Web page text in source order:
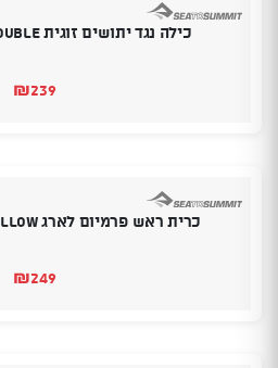
כילה נגד יתושים זוגית MOSQUITO NET DOUBLE
₪239
כרית ראש פרמיום לארג AEROS PREMIUM PILLOW
₪249